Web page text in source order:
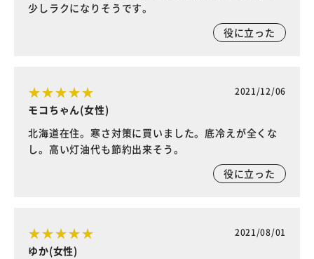
少しラクになりそうです。
役に立った
2021/12/06
モコちゃん(女性)
北海道在住。寒さ対策に買いました。底冷えが全くな
し。高い灯油代も節約出来そう。
役に立った
2021/08/01
ゆか(女性)